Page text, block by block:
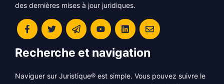
des dernières mises à jour juridiques.
Recherche et navigation
Naviguer sur Juristique® est simple. Vous pouvez suivre le